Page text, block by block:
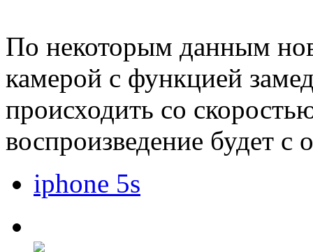
По некоторым данным
камерой с функцией
происходить со
воспроизведение будет
iphone 5s